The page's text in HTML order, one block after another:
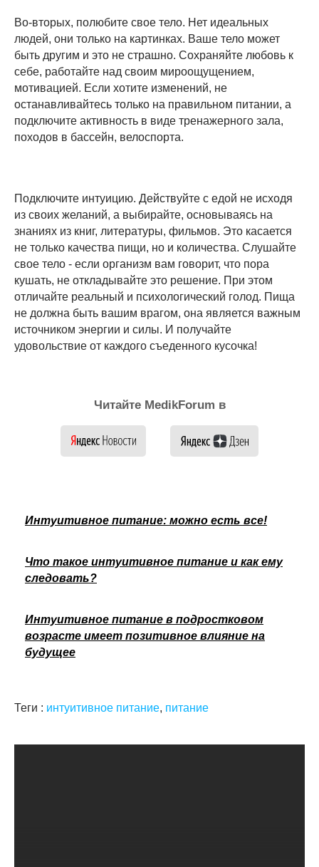
Во-вторых, полюбите свое тело. Нет идеальных
людей, они только на картинках. Ваше тело может
быть другим и это не страшно. Сохраняйте любовь к
себе, работайте над своим мироощущением,
мотивацией. Если хотите изменений, не
останавливайтесь только на правильном питании, а
подключите активность в виде тренажерного зала,
походов в бассейн, велоспорта.
Подключите интуицию. Действуйте с едой не исходя
из своих желаний, а выбирайте, основываясь на
знаниях из книг, литературы, фильмов. Это касается
не только качества пищи, но и количества. Слушайте
свое тело - если организм вам говорит, что пора
кушать, не откладывайте это решение. При этом
отличайте реальный и психологический голод. Пища
не должна быть вашим врагом, она является важным
источником энергии и силы. И получайте
удовольствие от каждого съеденного кусочка!
Читайте MedikForum в
Интуитивное питание: можно есть все!
Что такое интуитивное питание и как ему
следовать?
Интуитивное питание в подростковом
возрасте имеет позитивное влияние на
будущее
Теги : интуитивное питание, питание